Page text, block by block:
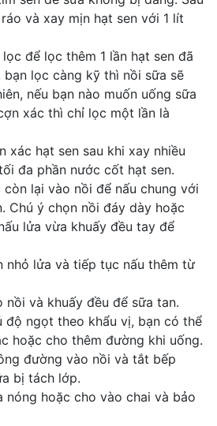
và xay mịn hạt sen với 1 lít
để lọc thêm 1 lần hạt sen đã
bạn lọc càng kỹ thì nồi sữa sẽ
nếu bạn nào muốn uống sữa
xác thì chỉ lọc một lần là
xác hạt sen sau khi xay nhiều
đa phần nước cốt hạt sen.
lại vào nồi để nấu chung với
Chú ý chọn nồi đáy dày hoặc
lửa vừa khuấy đều tay để
nhỏ lửa và tiếp tục nấu thêm từ
nồi và khuấy đều để sữa tan.
độ ngọt theo khẩu vị, bạn có thể
hoặc cho thêm đường khi uống.
đường vào nồi và tắt bếp
bị tách lớp.
nóng hoặc cho vào chai và bảo